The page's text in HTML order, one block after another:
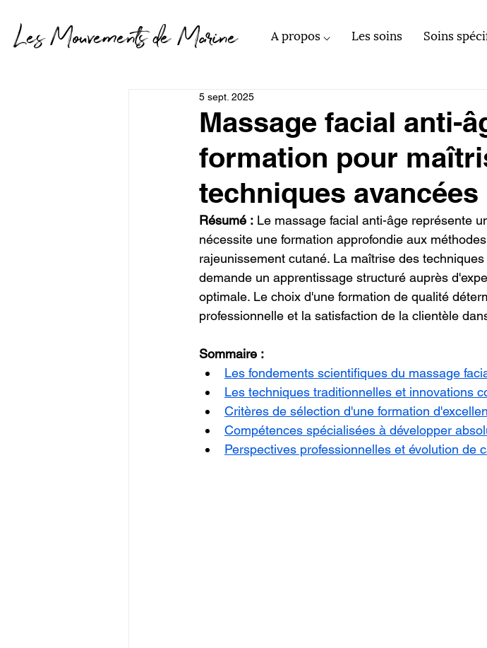
Les Mouvements de Marine A propos ⌵ Les soins Soins
Massage facial anti-
formation pour
techniques avancées
5 sept. 2025
Résumé : Le massage facial anti-âge représente
nécessite une formation approfondie aux
rajeunissement cutané. La maîtrise des
demande un apprentissage structuré auprès
optimale. Le choix d'une formation de qualité
professionnelle et la satisfaction de la clientèle
Sommaire :
Les fondements scientifiques du massage
Les techniques traditionnelles et innovations
Critères de sélection d'une formation
Compétences spécialisées à développer
Perspectives professionnelles et évolution de